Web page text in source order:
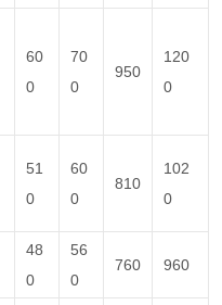
60
0
70
0
950
120
0
51
0
60
0
810
102
0
48
0
56
0
760 960